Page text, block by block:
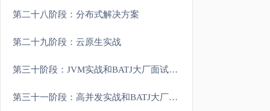
第二十八阶段：分布式解决方案
第二十九阶段：云原生实战
第三十阶段：JVM实战和BATJ大厂面试重难点
第三十一阶段：高并发实战和BATJ大厂面试重难点